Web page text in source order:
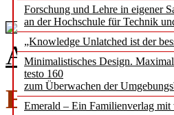
Forschung und Lehre in eigener
an der Hochschule für Technik
„Knowledge Unlatched ist der
Minimalistisches Design.
testo 160
zum Überwachen der
Emerald – Ein Familienverlag
Ausgabe 2 /